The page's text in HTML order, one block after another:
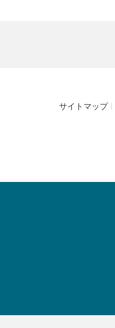
サイトマップ